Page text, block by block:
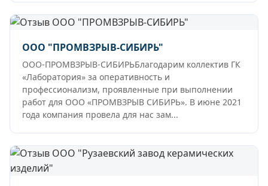
ООО "ПРОМВЗРЫВ-СИБИРЬ"
ООО-ПРОМВЗРЫВ-СИБИРЬБлагодарим коллектив ГК
«Лаборатория» за оперативность и
профессионализм, проявленные при выполнении
работ для ООО «ПРОМВЗРЫВ СИБИРЬ». В июне 2021
года компания провела для нас зам...